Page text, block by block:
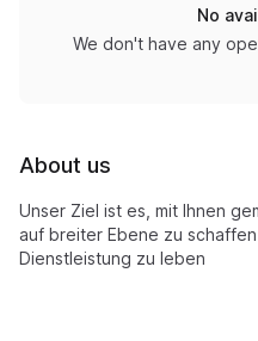
No
We don't have any
About us
Unser Ziel ist es, mit Ihnen
auf breiter Ebene zu
Dienstleistung zu leben